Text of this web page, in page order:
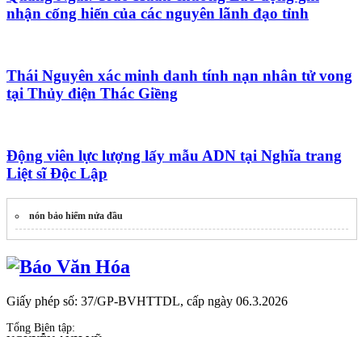
nhận cống hiến của các nguyên lãnh đạo tỉnh
Thái Nguyên xác minh danh tính nạn nhân tử vong
tại Thủy điện Thác Giềng
Động viên lực lượng lấy mẫu ADN tại Nghĩa trang
Liệt sĩ Độc Lập
nón bảo hiểm nửa đầu
Giấy phép số: 37/GP-BVHTTDL, cấp ngày 06.3.2026
Tổng Biên tập: